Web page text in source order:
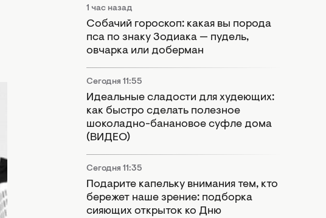
1 час назад
Собачий гороскоп: какая вы порода
пса по знаку Зодиака — пудель,
овчарка или доберман
Сегодня 11:55
Идеальные сладости для худеющих:
как быстро сделать полезное
шоколадно-банановое суфле дома
(ВИДЕО)
Сегодня 11:35
Подарите капельку внимания тем, кто
бережет наше зрение: подборка
сияющих открыток ко Дню